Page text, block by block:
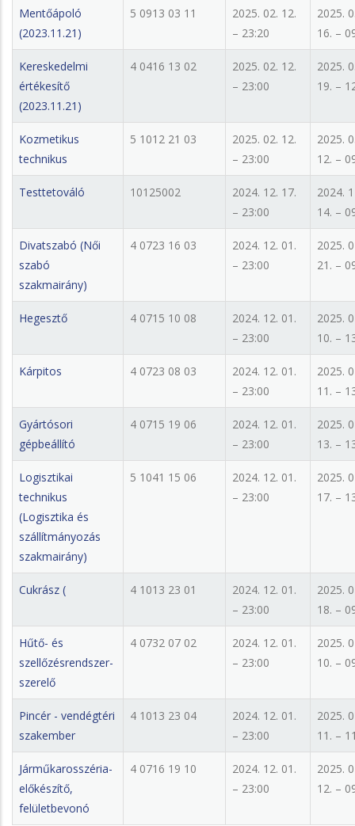
Mentőápoló
(2023.11.21)
5 0913 03 11
2025. 02. 12.
– 23:20
2025.
16. –
Kereskedelmi
értékesítő
(2023.11.21)
4 0416 13 02
2025. 02. 12.
– 23:00
2025.
19. –
Kozmetikus
technikus
5 1012 21 03
2025. 02. 12.
– 23:00
2025.
12. –
Testtetováló 10125002
2024. 12. 17.
– 23:00
2024.
14. –
Divatszabó (Női
szabó
szakmairány)
4 0723 16 03
2024. 12. 01.
– 23:00
2025.
21. –
Hegesztő 4 0715 10 08
2024. 12. 01.
– 23:00
2025.
10. –
Kárpitos 4 0723 08 03
2024. 12. 01.
– 23:00
2025.
11. –
Gyártósori
gépbeállító
4 0715 19 06
2024. 12. 01.
– 23:00
2025.
13. –
Logisztikai
technikus
(Logisztika és
szállítmányozás
szakmairány)
5 1041 15 06
2024. 12. 01.
– 23:00
2025.
17. –
Cukrász ( 4 1013 23 01
2024. 12. 01.
– 23:00
2025.
18. –
Hűtő- és
szellőzésrendszer-
szerelő
4 0732 07 02
2024. 12. 01.
– 23:00
2025.
10. –
Pincér - vendégtéri
szakember
4 1013 23 04
2024. 12. 01.
– 23:00
2025.
11. –
Járműkarosszéria-
előkészítő,
felületbevonó
4 0716 19 10
2024. 12. 01.
– 23:00
2025.
12. –